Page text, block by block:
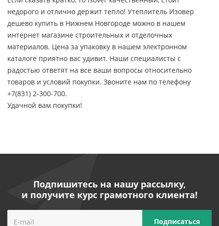
недорого и отлично держит тепло! Утеплитель Изовер
дешево купить в Нижнем Новгороде можно в нашем
интернет магазине строительных и отделочных
материалов. Цена за упаковку в нашем электронном
каталоге приятно вас удивит. Наши специалисты с
радостью ответят на все ваши вопросы относительно
товаров и условий покупки. Звоните нам по телефону
+7(831) 2-300-700.
Удачной вам покупки!
Подпишитесь на нашу рассылку,
и получите курс грамотного клиента!